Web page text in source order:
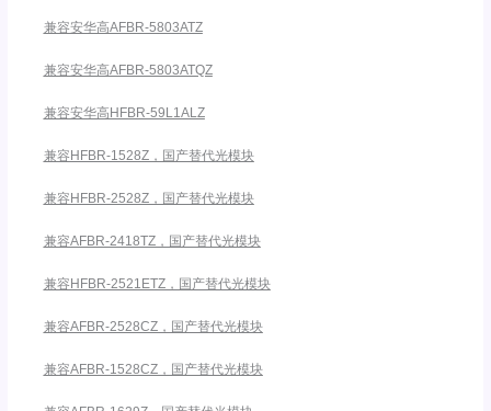
兼容安华高AFBR-5803ATZ
兼容安华高AFBR-5803ATQZ
兼容安华高HFBR-59L1ALZ
兼容HFBR-1528Z，国产替代光模块
兼容HFBR-2528Z，国产替代光模块
兼容AFBR-2418TZ，国产替代光模块
兼容HFBR-2521ETZ，国产替代光模块
兼容AFBR-2528CZ，国产替代光模块
兼容AFBR-1528CZ，国产替代光模块